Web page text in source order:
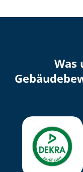
Was